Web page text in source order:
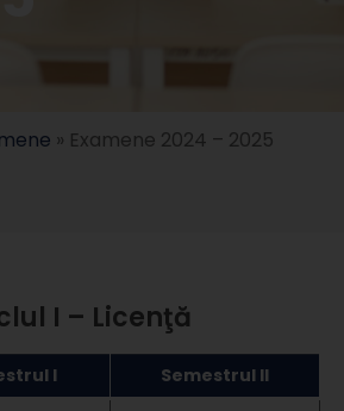
» Examene 2024 – 2025
I – Licenţă
I Semestrul II